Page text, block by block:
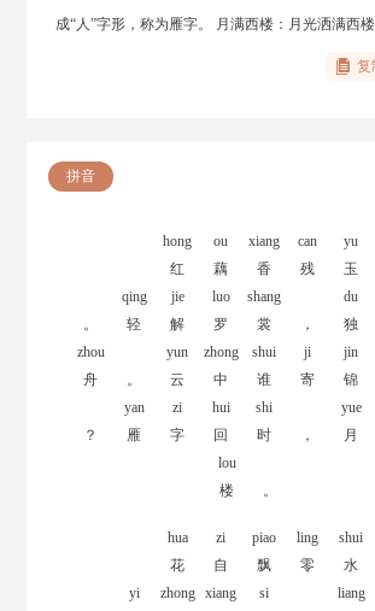
成“人”字形，称为雁字。 月满西楼：月光洒满西楼
复
拼音
hong
红
ou
藕
xiang
香
can
残
yu
玉
。
qing
轻
jie
解
luo
罗
shang
裳
，
du
独
zhou
舟
。
yun
云
zhong
中
shui
谁
ji
寄
jin
锦
？
yan
雁
zi
字
hui
回
shi
时
，
yue
月
lou
楼
。
hua
花
zi
自
piao
飘
ling
零
shui
水
yi
zhong
xiang
si
liang